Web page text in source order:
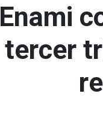
Enami
tercer